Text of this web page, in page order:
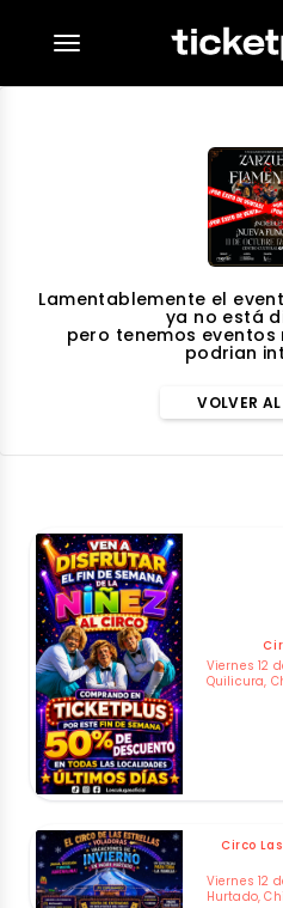
desplegar navegación
Lamentablemente el
ya no está
pero tenemos
podrian
VOLVER
Viernes 12
Quilicura,
Circo
Viernes 12
Hurtado,